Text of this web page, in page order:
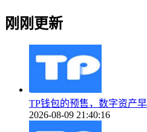
刚刚更新
TP钱包的预售，数字资产
2026-08-09 21:40:16